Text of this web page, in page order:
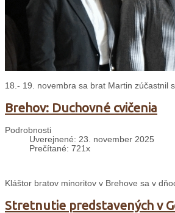
18.- 19. novembra sa brat Martin zúčastnil
Brehov: Duchovné cvičenia
Podrobnosti
Uverejnené: 23. november 2025
Prečítané: 721x
Kláštor bratov minoritov v Brehove sa v
Stretnutie predstavených v